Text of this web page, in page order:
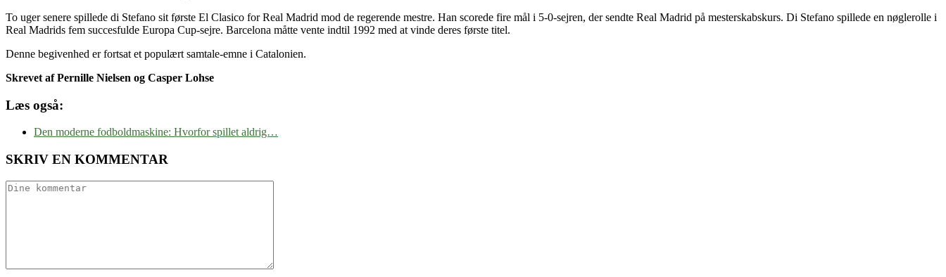
To uger senere spillede di Stefano sit første El Clasico for Real Madrid mod de regerende mestre. Han scorede fire mål i 5-0-sejren, der sendte Real Madrid på mesterskabskurs. Di Stefano spillede en nøglerolle i
Real Madrids fem succesfulde Europa Cup-sejre. Barcelona måtte vente indtil 1992 med at vinde deres første titel.
Denne begivenhed er fortsat et populært samtale-emne i Catalonien.
Skrevet af Pernille Nielsen og Casper Lohse
Læs også:
Den moderne fodboldmaskine: Hvorfor spillet aldrig…
SKRIV EN KOMMENTAR